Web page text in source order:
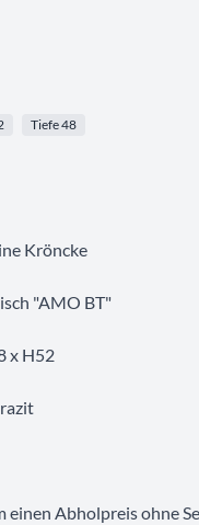
Tiefe 48
Kröncke
"AMO BT"
x H52
einen Abholpreis ohne